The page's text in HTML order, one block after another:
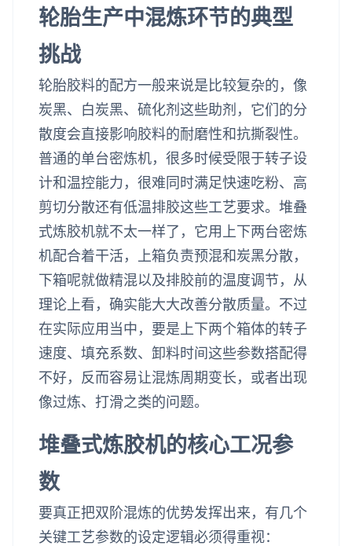
轮胎生产中混炼环节的典型
挑战
轮胎胶料的配方一般来说是比较复杂的，像
炭黑、白炭黑、硫化剂这些助剂，它们的分
散度会直接影响胶料的耐磨性和抗撕裂性。
普通的单台密炼机，很多时候受限于转子设
计和温控能力，很难同时满足快速吃粉、高
剪切分散还有低温排胶这些工艺要求。堆叠
式炼胶机就不太一样了，它用上下两台密炼
机配合着干活，上箱负责预混和炭黑分散，
下箱呢就做精混以及排胶前的温度调节，从
理论上看，确实能大大改善分散质量。不过
在实际应用当中，要是上下两个箱体的转子
速度、填充系数、卸料时间这些参数搭配得
不好，反而容易让混炼周期变长，或者出现
像过炼、打滑之类的问题。
堆叠式炼胶机的核心工况参
数
要真正把双阶混炼的优势发挥出来，有几个
关键工艺参数的设定逻辑必须得重视：